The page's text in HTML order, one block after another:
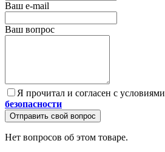
Ваш e-mail
Ваш вопрос
Я прочитал и согласен с условиями
безопасности
Отправить свой вопрос
Нет вопросов об этом товаре.